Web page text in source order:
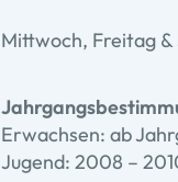
Mittwoch, Freitag &
Erwachsen: ab
Jugend: 2008 –